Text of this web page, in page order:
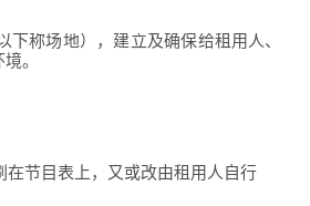
称场地），建立及确保给租用人、
。
节目表上，又或改由租用人自行